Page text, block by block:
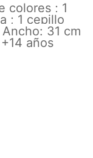
colores ; 1
; 1 cepillo
31 cm
años